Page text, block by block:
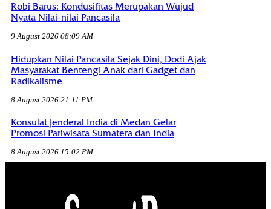
Robi Barus: Kondusifitas Merupakan Wujud
Nyata Nilai-nilai Pancasila
9 August 2026 08:09 AM
Hidupkan Nilai Pancasila Sejak Dini, Dodi Ajak
Masyarakat Bentengi Anak dari Gadget dan
Radikalisme
8 August 2026 21:11 PM
Konsulat Jenderal India di Medan Gelar
Promosi Pariwisata Sumatera dan India
8 August 2026 15:02 PM